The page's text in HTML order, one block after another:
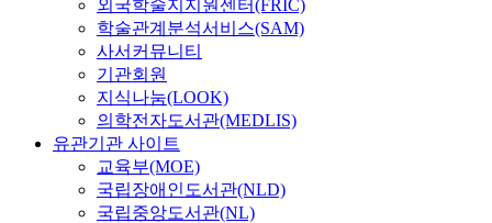
외국학술지지원센터(FRIC)
학술관계분석서비스(SAM)
사서커뮤니티
기관회원
지식나눔(LOOK)
의학전자도서관(MEDLIS)
유관기관 사이트
교육부(MOE)
국립장애인도서관(NLD)
국립중앙도서관(NL)